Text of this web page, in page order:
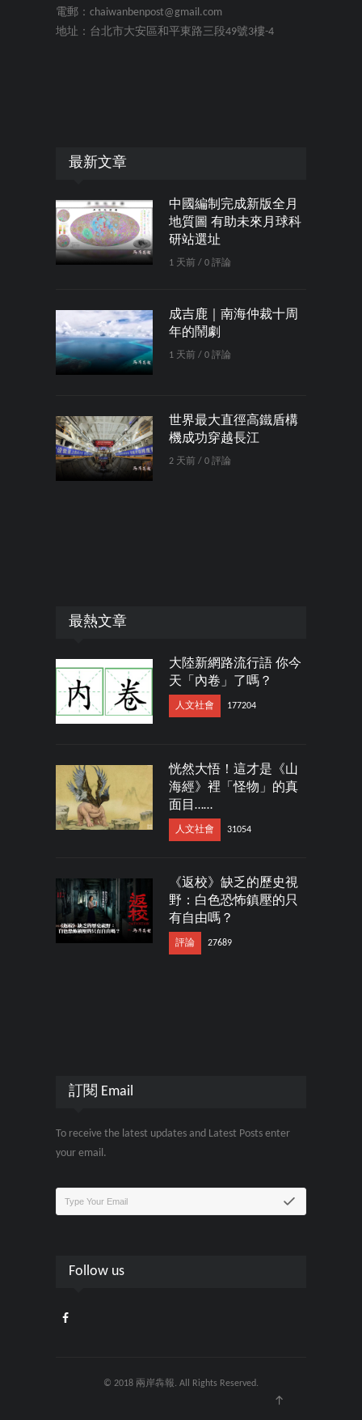
電郵：chaiwanbenpost@gmail.com
地址：台北市大安區和平東路三段49號3樓-4
最新文章
中國編制完成新版全月
地質圖 有助未來月球科
研站選址
1 天前 / 0 評論
成吉鹿｜南海仲裁十周
年的鬧劇
1 天前 / 0 評論
世界最大直徑高鐵盾構
機成功穿越長江
2 天前 / 0 評論
最熱文章
大陸新網路流行語 你今
天「內卷」了嗎？
人文社會 177204
恍然大悟！這才是《山
海經》裡「怪物」的真
面目……
人文社會 31054
《返校》缺乏的歷史視
野：白色恐怖鎮壓的只
有自由嗎？
評論 27689
訂閱 Email
To receive the latest updates and Latest Posts enter
your email.
Follow us
© 2018 兩岸犇報. All Rights Reserved.